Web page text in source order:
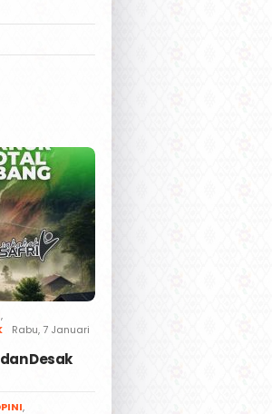
,
Rabu, 7 Januari
Desak
,